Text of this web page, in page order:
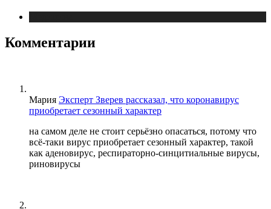
Комментарии
Мария Эксперт Зверев рассказал, что коронавирус
приобретает сезонный характер
на самом деле не стоит серьёзно опасаться, потому что
всё-таки вирус приобретает сезонный характер, такой
как аденовирус, респираторно-синцитиальные вирусы,
риновирусы